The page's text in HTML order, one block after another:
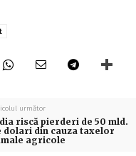
următor
riscă pierderi de 50 mld.
dolari din cauza taxelor
agricole